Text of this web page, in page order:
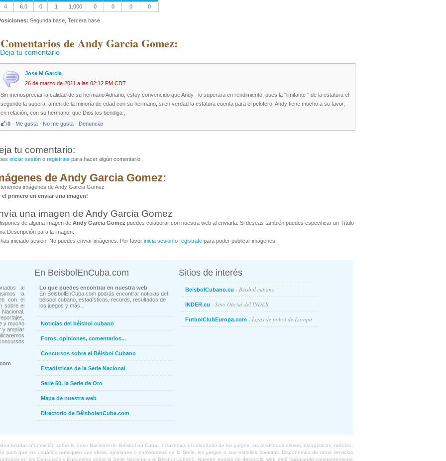
4
6.0 0 1 1.000 0 0 0 0
Segunda base, Tercera base
de Andy Garcia Gomez:
Deja tu comentario
Jose M Garcia
26 de marzo de 2011 a las 02:12 PM CDT
Sin menospreciar la calidad de su hermano Adriano, estoy convencido que Andy , lo superara en rendimiento, pues la "limitante " de la estatura el
segundo la supera, amen de la minoría de edad con su hermano, si en verdad la estatura cuenta para el pelotero, Andy tiene mucho a su favor,
en relación, con su hermano. que Dios los bendiga ,
0 · Me gusta · No me gusta · Denunciar
tu comentario:
iniciar sesión o registrate para hacer algún comentario.
de Andy Garcia Gomez:
tenemos imágenes de Andy Garcia Gomez
el primero en enviar una imagen!
una imagen de Andy Garcia Gomez
de alguna imagen de Andy Garcia Gomez puedes colaborar con nuestra web al enviarla. Si deseas también puedes especificar un Título
Descripción para la imagen.
has iniciado sesión. No puedes enviar imágenes. Por favor inicia sesión o registrate para poder publicar imágenes.
al
la
con el
sobre el
y mucho
y ampliar
En BeisbolEnCuba.com
Lo que puedes encontrar en nuestra web
En BeisbolEnCuba.com podrás encontrar noticias del
béisbol cubano, estadísticas, records, resultados de
los juegos y más...
Noticias del béisbol cubano
Foros, opiniones, comentarios...
Concursos sobre el Béisbol Cubano
Estadísticas de la Serie Nacional
Serie 50, la Serie de Oro
Mapa de nuestra web
Directorio de BéisbolenCuba.com
Sitios de interés
BeisbolCubano.cu - Béisbol cubano
INDER.cu - Sitio Oficial del INDER
FutbolClubEuropa.com - Ligas de futbol de Europa
brindar información sobre la Serie Nacional de Béisbol en Cuba. Incluiremos el calendario de los juegos, los resultados diarios, estadísticas, noticias,
para que los usuarios publiquen sus ideas, opiniones o comentarios de la Serie, los juegos o sus estrellas favoritas. Disponemos de otros servicios
en los Concursos y Encuestas sobre la Serie Nacional y el Béisbol Cubano. Nuestro equipo de desarrollo web está trabajando constantemente